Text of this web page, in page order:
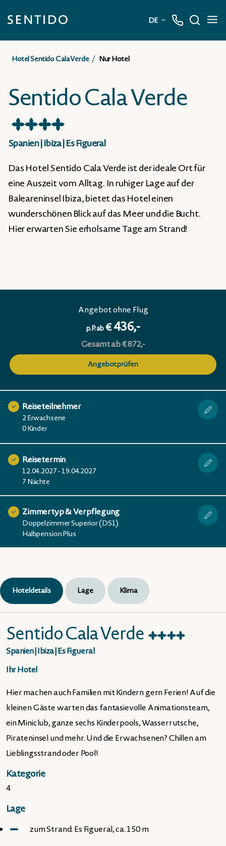
DE
Deutsch
Hotel Sentido Cala Verde Nur Hotel
Sentido Cala Verde
★★★★
Spanien|Ibiza|Es Figueral
Das Hotel Sentido Cala Verde ist der ideale Ort für
eine Auszeit vom Alltag. In ruhiger Lage auf der
Baleareninsel Ibiza, bietet das Hotel einen
wunderschönen Blick auf das Meer und die Bucht.
Hier erwarten Sie erholsame Tage am Strand!
Angebot ohne Flug
p.P. ab €436,-
Gesamt ab € 872,-
Angebot prüfen
Reiseteilnehmer
2 Erwachsene
0 Kinder
Reisetermin
12.04.2027 - 19.04.2027
7 Nächte
Zimmertyp & Verpflegung
Doppelzimmer Superior (DS1)
Halbpension Plus
Hoteldetails Lage Klima
Sentido Cala Verde ★★★★
Spanien|Ibiza|Es Figueral
Ihr Hotel
Hier machen auch Familien mit Kindern gern Ferien! Auf die
kleinen Gäste warten das fantasievolle Animationsteam,
ein Miniclub, ganze sechs Kinderpools, Wasserrutsche,
Pirateninsel und mehr. Und die Erwachsenen? Chillen am
Lieblingsstrand oder Pool!
Kategorie
4
Lage
zum Strand: Es Figueral, ca. 150 m